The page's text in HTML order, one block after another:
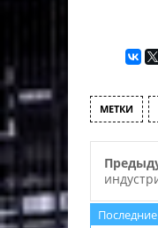
ранее
США
МЕТКИ